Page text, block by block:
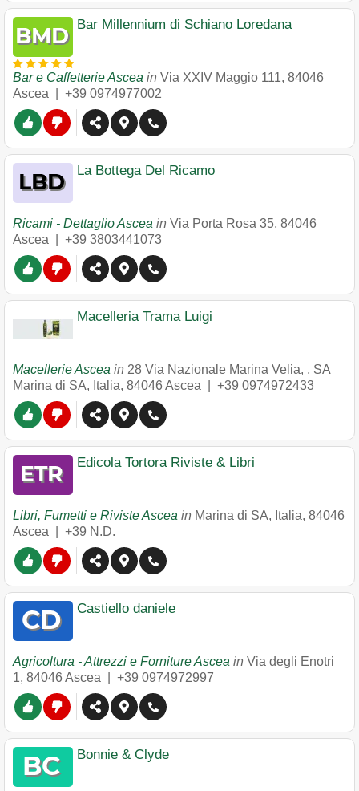
Bar Millennium di Schiano Loredana
Bar e Caffetterie Ascea in Via XXIV Maggio 111, 84046
Ascea
+39 0974977002
La Bottega Del Ricamo
Ricami - Dettaglio Ascea in Via Porta Rosa 35, 84046
Ascea
+39 3803441073
Macelleria Trama Luigi
Macellerie Ascea in 28 Via Nazionale Marina Velia, , SA
Marina di SA, Italia, 84046 Ascea +39 0974972433
Edicola Tortora Riviste & Libri
Libri, Fumetti e Riviste Ascea in Marina di SA, Italia, 84046
Ascea
+39 N.D.
Castiello daniele
Agricoltura - Attrezzi e Forniture Ascea in Via degli Enotri
1, 84046 Ascea +39 0974972997
Bonnie & Clyde